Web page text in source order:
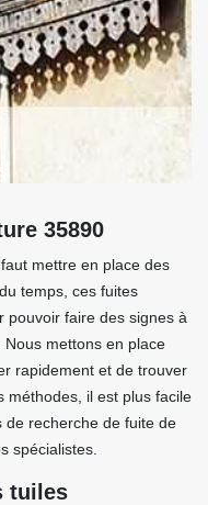
35890
mettre en place des
temps, ces fuites
pouvoir faire des signes à
Nous mettons en place
rapidement et de trouver
méthodes, il est plus facile
de recherche de fuite de
spécialistes.
tuiles